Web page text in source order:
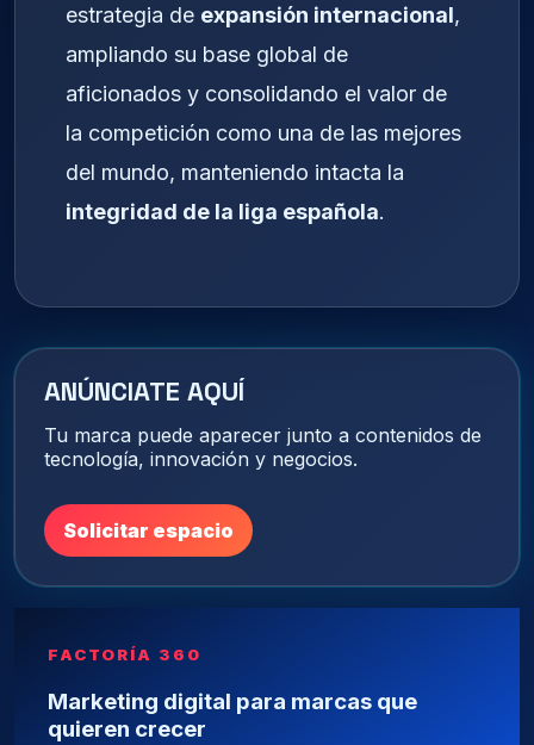
estrategia de expansión internacional,
ampliando su base global de
aficionados y consolidando el valor de
la competición como una de las mejores
del mundo, manteniendo intacta la
integridad de la liga española.
ANÚNCIATE AQUÍ
Tu marca puede aparecer junto a contenidos de
tecnología, innovación y negocios.
Solicitar espacio
FACTORÍA 360
Marketing digital para marcas que
quieren crecer